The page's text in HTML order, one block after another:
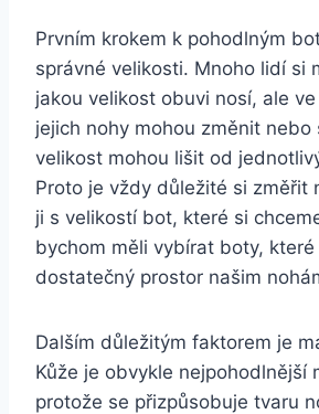
Prvním krokem k pohodlným
správné velikosti. Mnoho lidí si
jakou velikost obuvi ‍nosí, ale
‍jejich nohy mohou změnit nebo‌
⁤velikost ⁤mohou lišit od⁤
Proto‍ je vždy důležité si ​změřit
ji ‌s velikostí bot,‌ které si
bychom ​měli vybírat boty,‍ které
dostatečný prostor našim
Dalším důležitým faktorem je
Kůže je obvykle nejpohodlnější⁣
protože se ‌přizpůsobuje‌ tvaru